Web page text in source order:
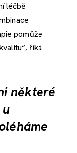
léčbě
pomůže
říká
některé